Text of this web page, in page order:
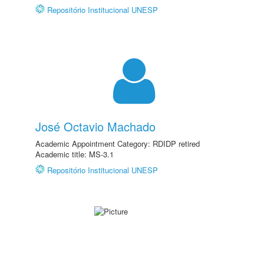
Repositório Institucional UNESP
José Octavio Machado
Academic Appointment Category: RDIDP retired
Academic title: MS-3.1
Repositório Institucional UNESP